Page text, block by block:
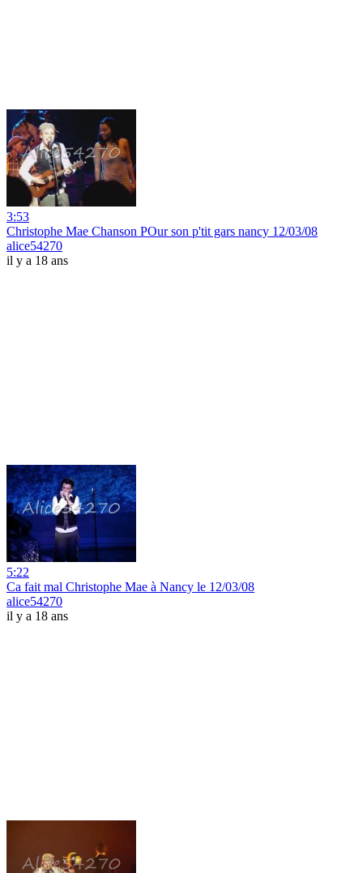
3:53
Christophe Mae Chanson POur son p'tit gars nancy 12/03/08
alice54270
il y a 18 ans
5:22
Ca fait mal Christophe Mae à Nancy le 12/03/08
alice54270
il y a 18 ans